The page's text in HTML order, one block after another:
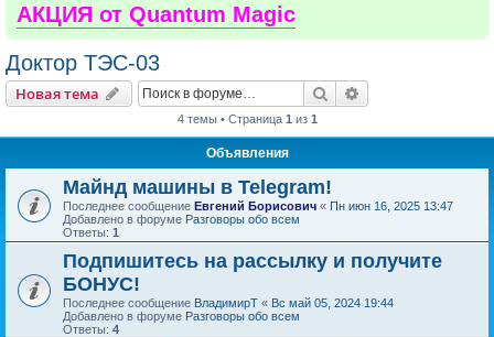
АКЦИЯ от Quantum Magic
Доктор ТЭС-03
Новая тема Поиск
4 темы • Страница 1 из 1
Объявления
Майнд машины в Telegram!
Последнее сообщение Евгений Борисович « Пн июн 16, 2025 13:47
Добавлено в форуме Разговоры обо всем
Ответы: 1
Подпишитесь на рассылку и получите
БОНУС!
Последнее сообщение ВладимирТ « Вс май 05, 2024 19:44
Добавлено в форуме Разговоры обо всем
Ответы: 4